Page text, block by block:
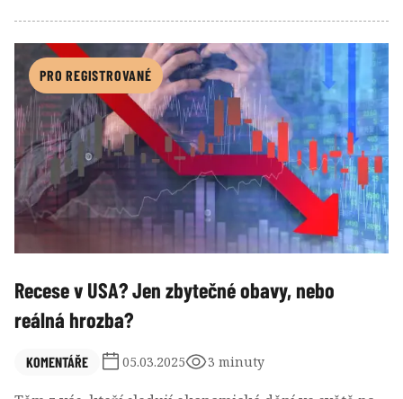
PRO REGISTROVANÉ
Recese v USA? Jen zbytečné obavy, nebo
reálná hrozba?
KOMENTÁŘE 05.03.2025 3 minuty